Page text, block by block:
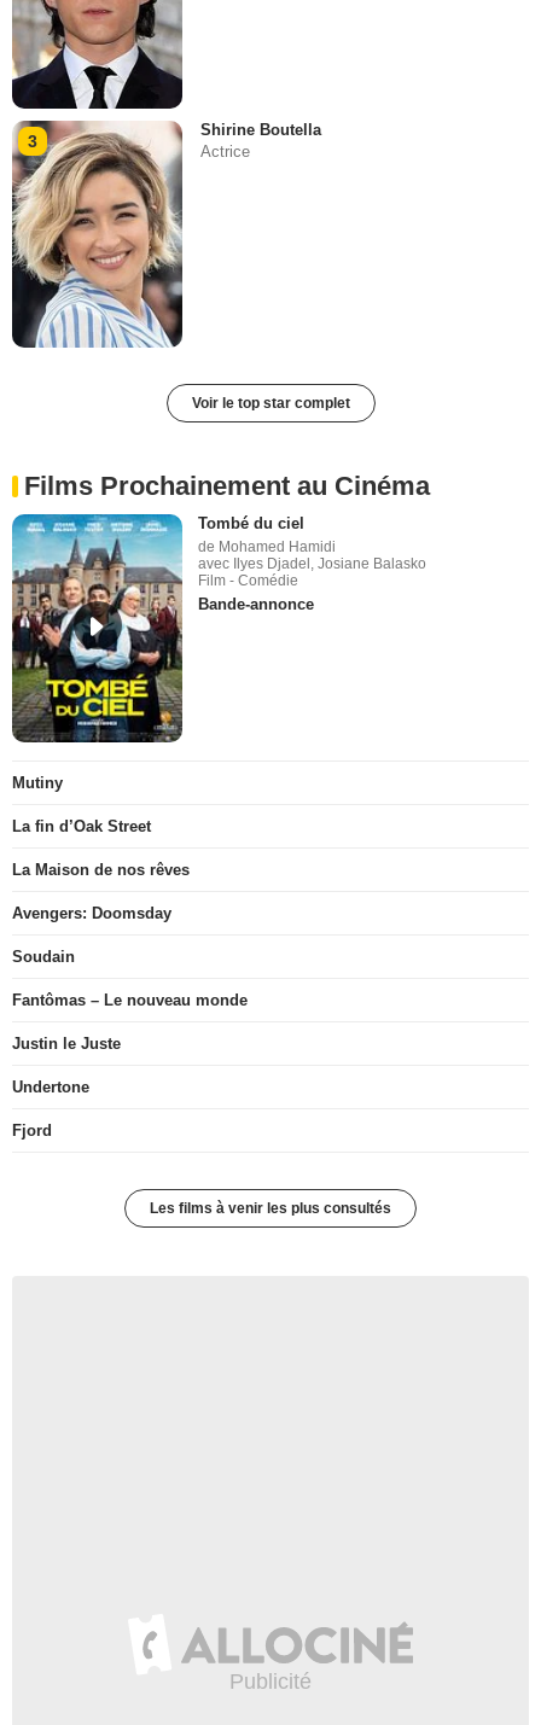
3
Shirine Boutella
Actrice
Voir le top star complet
Films Prochainement au Cinéma
Tombé du ciel
de Mohamed Hamidi
avec Ilyes Djadel, Josiane Balasko
Film - Comédie
Bande-annonce
Mutiny
La fin d’Oak Street
La Maison de nos rêves
Avengers: Doomsday
Soudain
Fantômas – Le nouveau monde
Justin le Juste
Undertone
Fjord
Les films à venir les plus consultés